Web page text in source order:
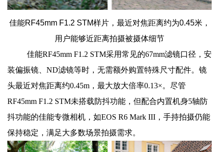
佳能RF45mm F1.2 STM样片，最近对焦距离约为0.45米，
用户能够近距离拍摄被摄体细节
佳能RF45mm F1.2 STM采用常见的67mm滤镜口径，安
装偏振镜、ND滤镜等时，无需额外购置特殊尺寸配件。镜
头最近对焦距离约0.45m，最大放大倍率0.13×。尽管
RF45mm F1.2 STM未搭载防抖功能，但配合内置机身5轴防
抖功能的佳能专微相机，如EOS R6 Mark III，手持拍摄仍能
保持稳定，满足大多数场景拍摄需求。